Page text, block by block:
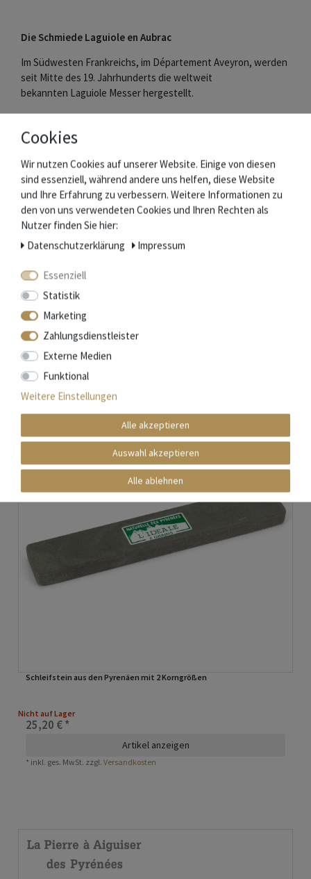
Die Schmiede Laguiole en Aubrac
Im Südwesten Frankreichs, im Département Aveyron, werden
seit Mitte des 19. Jahrhunderts die weltweit
bekannten Laguiole Messer hergestellt.
Laguiole en Aubrac zählt zu den besten Schmieden der
Region, die sich besonders durch Qualität und Bewahrung der
Messer und Griffschalen werden aus edlen Materialien in
Handarbeit gefertigt. Die Klingen ziert der berühmte
Stierkopf.
Die je nach Messertyp bis zu 216 Arbeitsschritte bei der
Herstellung werden jeweils nur von einem Schmied
ausgeführt.
Messer zu einem Einzelstück.
Mehr Informationen zum EU Verantwortlichen »
Zubehör
Schleifstein aus den Pyrenäen mit 2 Korngrößen
Nicht auf Lager
25,20 € *
Artikel anzeigen
* inkl. ges. MwSt. zzgl.Versandkosten
Cookies
Wir nutzen Cookies auf unserer Website. Einige von diesen
sind essenziell, während andere uns helfen, diese Website
und Ihre Erfahrung zu verbessern. Weitere Informationen zu
den von uns verwendeten Cookies und Ihren Rechten als
Nutzer finden Sie hier:
Daten­schutz­erklärung
Impressum
Essenziell
Statistik
Marketing
Zahlungsdienstleister
Externe Medien
Funktional
Weitere Einstellungen
Alle akzeptieren
Auswahl akzeptieren
Alle ablehnen